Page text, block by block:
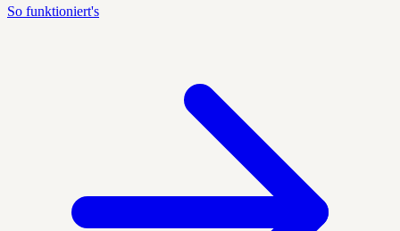
So funktioniert's